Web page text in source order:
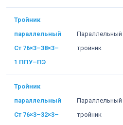
Тройник
параллельный
Ст 76×3–38×3–
1 ППУ–ПЭ
Параллельный
тройник
Тройник
параллельный
Ст 76×3–32×3–
Параллельный
тройник